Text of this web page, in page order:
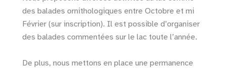
des balades ornithologiques entre Octobre et mi
Février (sur inscription). Il est possible d’organiser
des balades commentées sur le lac toute l’année.
De plus, nous mettons en place une permanence